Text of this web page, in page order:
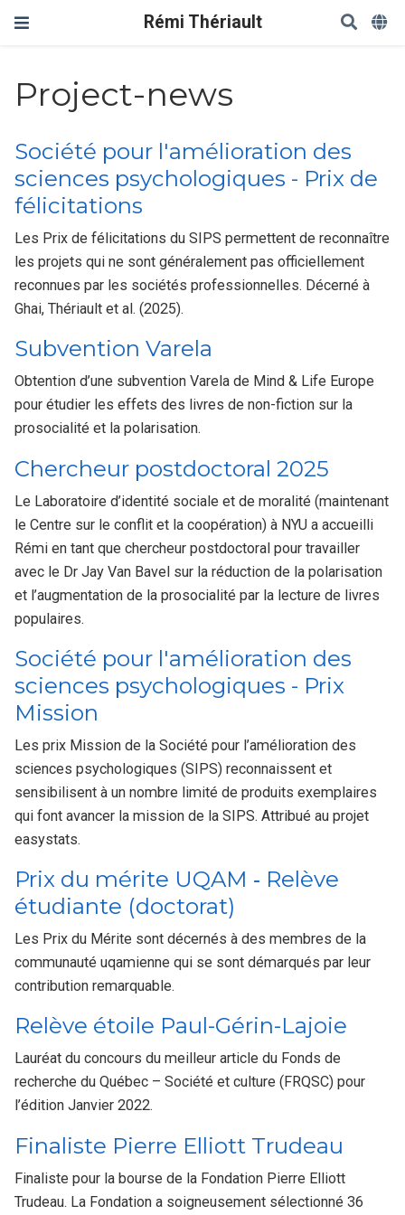
Rémi Thériault
Project-news
Société pour l'amélioration des
sciences psychologiques - Prix de
félicitations
Les Prix de félicitations du SIPS permettent de reconnaître
les projets qui ne sont généralement pas officiellement
reconnues par les sociétés professionnelles. Décerné à
Ghai, Thériault et al. (2025).
Subvention Varela
Obtention d’une subvention Varela de Mind & Life Europe
pour étudier les effets des livres de non-fiction sur la
prosocialité et la polarisation.
Chercheur postdoctoral 2025
Le Laboratoire d’identité sociale et de moralité (maintenant
le Centre sur le conflit et la coopération) à NYU a accueilli
Rémi en tant que chercheur postdoctoral pour travailler
avec le Dr Jay Van Bavel sur la réduction de la polarisation
et l’augmentation de la prosocialité par la lecture de livres
populaires.
Société pour l'amélioration des
sciences psychologiques - Prix
Mission
Les prix Mission de la Société pour l’amélioration des
sciences psychologiques (SIPS) reconnaissent et
sensibilisent à un nombre limité de produits exemplaires
qui font avancer la mission de la SIPS. Attribué au projet
easystats.
Prix du mérite UQAM ‑ Relève
étudiante (doctorat)
Les Prix du Mérite sont décernés à des membres de la
communauté uqamienne qui se sont démarqués par leur
contribution remarquable.
Relève étoile Paul-Gérin-Lajoie
Lauréat du concours du meilleur article du Fonds de
recherche du Québec – Société et culture (FRQSC) pour
l’édition Janvier 2022.
Finaliste Pierre Elliott Trudeau
Finaliste pour la bourse de la Fondation Pierre Elliott
Trudeau. La Fondation a soigneusement sélectionné 36